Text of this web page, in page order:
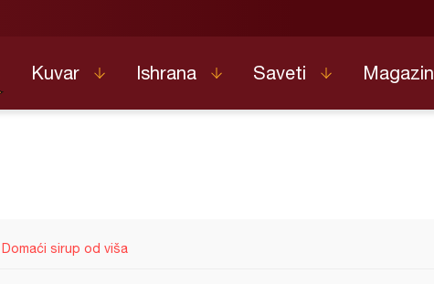
Kuvar Ishrana Saveti Magazin
Domaći sirup od viša